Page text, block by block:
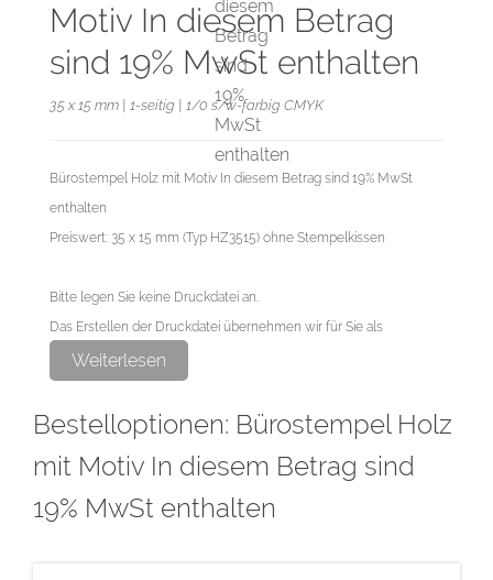
Motiv In diesem Betrag
sind 19% MwSt enthalten
35 x 15 mm | 1-seitig | 1/0 s/w-farbig CMYK
Bürostempel Holz mit Motiv In diesem Betrag sind 19% MwSt
enthalten
Preiswert: 35 x 15 mm (Typ HZ3515) ohne Stempelkissen
Bitte legen Sie keine Druckdatei an.
Das Erstellen der Druckdatei übernehmen wir für Sie als
exklusiven Service.
Weiterlesen
Bestelloptionen: Bürostempel Holz
mit Motiv In diesem Betrag sind
19% MwSt enthalten